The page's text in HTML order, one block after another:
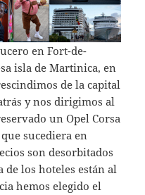
en Fort-de-
isla de Martinica, en
de la capital
y nos dirigimos al
un Opel Corsa
sucediera en
son desorbitados
los hoteles están al
hemos elegido el